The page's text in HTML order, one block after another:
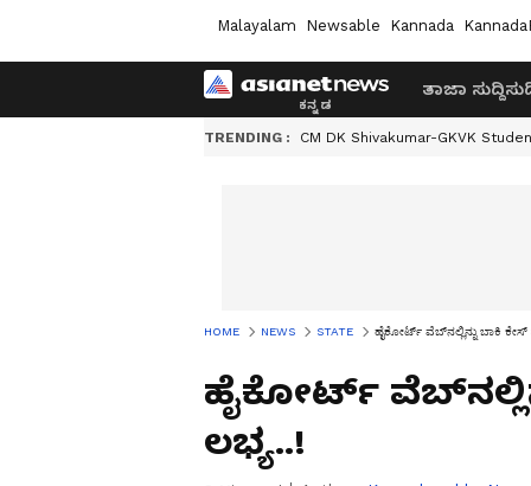
Malayalam Newsable Kannada
ತಾಜಾ ಸುದ್ದಿ
TRENDING : CM DK Shivakumar-GKVK
HOME NEWS STATE ಹೈಕೋರ್ಟ್‌ ವೆಬ್‌ನಲ್ಲಿನ್ನು ಬಾಕಿ
ಹೈಕೋರ್ಟ್‌
ಲಭ್ಯ..!